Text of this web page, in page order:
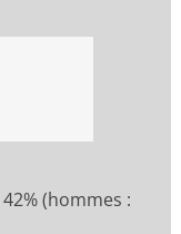
(hommes :